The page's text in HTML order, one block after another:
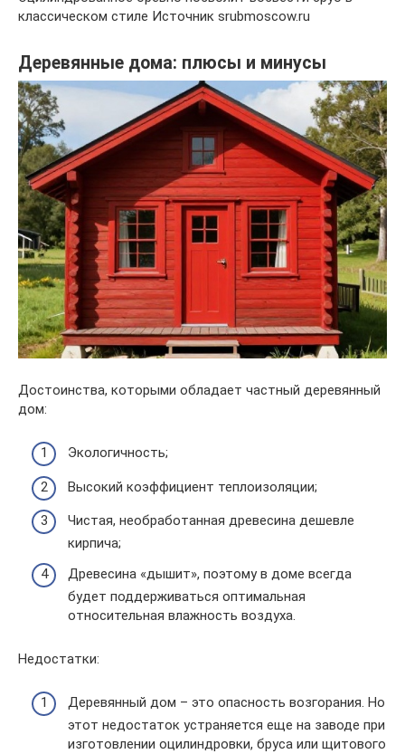
классическом стиле Источник srubmoscow.ru
Деревянные дома: плюсы и минусы
Достоинства, которыми обладает частный деревянный
дом:
Экологичность;
Высокий коэффициент теплоизоляции;
Чистая, необработанная древесина дешевле
кирпича;
Древесина «дышит», поэтому в доме всегда
будет поддерживаться оптимальная
относительная влажность воздуха.
Недостатки:
Деревянный дом – это опасность возгорания. Но
этот недостаток устраняется еще на заводе при
изготовлении оцилиндровки, бруса или щитового